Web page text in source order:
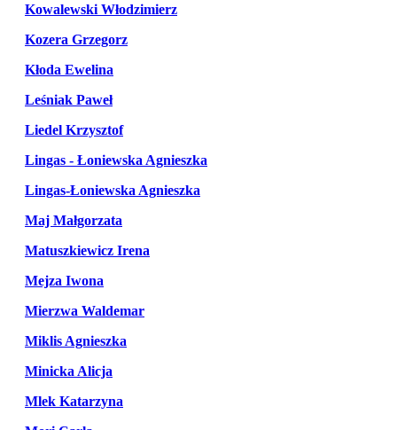
Kowalewski Włodzimierz
Kozera Grzegorz
Kłoda Ewelina
Leśniak Paweł
Liedel Krzysztof
Lingas - Łoniewska Agnieszka
Lingas-Łoniewska Agnieszka
Maj Małgorzata
Matuszkiewicz Irena
Mejza Iwona
Mierzwa Waldemar
Miklis Agnieszka
Minicka Alicja
Mlek Katarzyna